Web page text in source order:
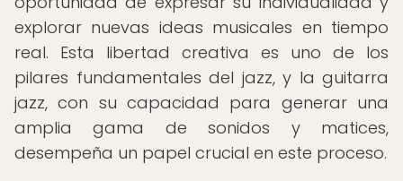
explorar nuevas ideas musicales en tiempo
real. Esta libertad creativa es uno de los
pilares fundamentales del jazz, y la guitarra
jazz, con su capacidad para generar una
amplia gama de sonidos y matices,
desempeña un papel crucial en este proceso.